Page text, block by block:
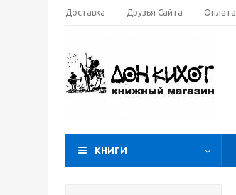
Доставка Друзья Сайта Оплата
КНИГИ